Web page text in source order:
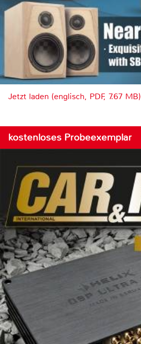
Jetzt laden (englisch, PDF, 7.67 MB)
kostenloses Probeexemplar